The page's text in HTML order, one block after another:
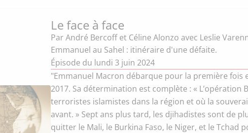
Le face à face
Par André Bercoff et Céline Alonzo avec Leslie
Emmanuel au Sahel : itinéraire d'une défaite.
Épisode du lundi 3 juin 2024
"Emmanuel Macron débarque pour la première fois
2017. Sa détermination est complète : « L’opération
terroristes islamistes dans la région et où la
avant. » Sept ans plus tard, les djihadistes sont de
quitter le Mali, le Burkina Faso, le Niger, et le Tchad